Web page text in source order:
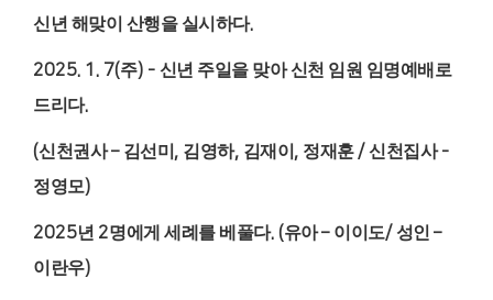
신년 해맞이 산행을 실시하다.
2025. 1. 7(주) - 신년 주일을 맞아 신천 임원 임명예배로
드리다.
(신천권사– 김선미 , 김영하, 김재이 , 정재훈/신천집사-
정영모)
2025년 2명에게 세례를 베풀다. (유아– 이이도/ 성인 –
이란우)